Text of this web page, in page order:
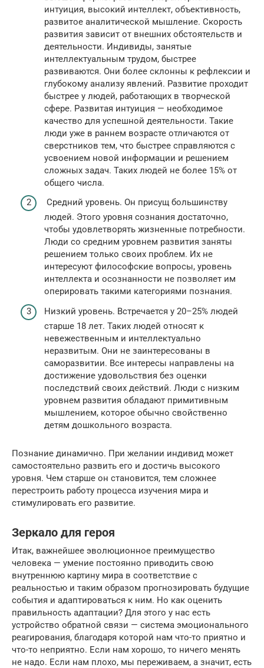
интуиция, высокий интеллект, объективность,
развитое аналитической мышление. Скорость
развития зависит от внешних обстоятельств и
деятельности. Индивиды, занятые
интеллектуальным трудом, быстрее
развиваются. Они более склонны к рефлексии и
глубокому анализу явлений. Развитие проходит
быстрее у людей, работающих в творческой
сфере. Развитая интуиция — необходимое
качество для успешной деятельности. Такие
люди уже в раннем возрасте отличаются от
сверстников тем, что быстрее справляются с
усвоением новой информации и решением
сложных задач. Таких людей не более 15% от
общего числа.
Средний уровень. Он присущ большинству
людей. Этого уровня сознания достаточно,
чтобы удовлетворять жизненные потребности.
Люди со средним уровнем развития заняты
решением только своих проблем. Их не
интересуют философские вопросы, уровень
интеллекта и осознанности не позволяет им
оперировать такими категориями познания.
Низкий уровень. Встречается у 20–25% людей
старше 18 лет. Таких людей относят к
невежественным и интеллектуально
неразвитым. Они не заинтересованы в
саморазвитии. Все интересы направлены на
достижение удовольствия без оценки
последствий своих действий. Люди с низким
уровнем развития обладают примитивным
мышлением, которое обычно свойственно
детям дошкольного возраста.
Познание динамично. При желании индивид может
самостоятельно развить его и достичь высокого
уровня. Чем старше он становится, тем сложнее
перестроить работу процесса изучения мира и
стимулировать его развитие.
Зеркало для героя
Итак, важнейшее эволюционное преимущество
человека — умение постоянно приводить свою
внутреннюю картину мира в соответствие с
реальностью и таким образом прогнозировать будущие
события и адаптироваться к ним. Но как оценить
правильность адаптации? Для этого у нас есть
устройство обратной связи — система эмоционального
реагирования, благодаря которой нам что-то приятно и
что-то неприятно. Если нам хорошо, то ничего менять
не надо. Если нам плохо, мы переживаем, а значит, есть